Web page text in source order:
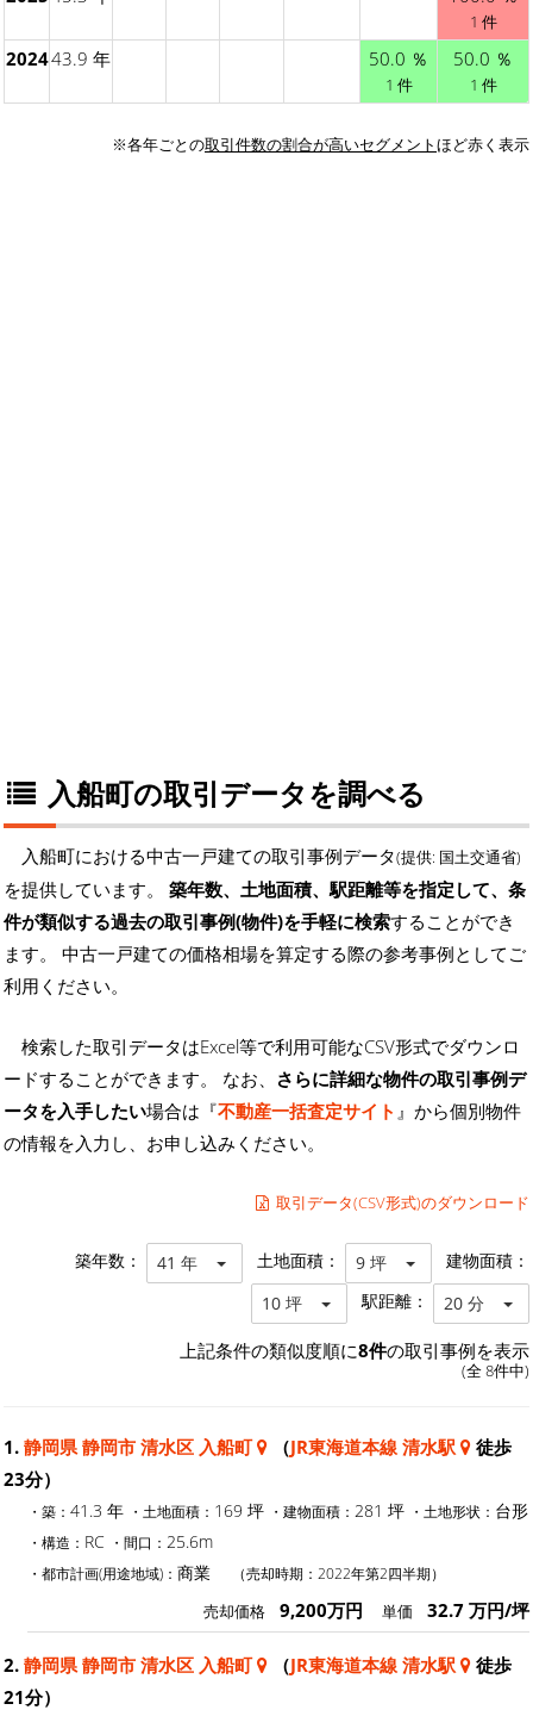
1 件
202443.9 年 50.0 ％
1 件
50.0 ％
1 件
※各年ごとの取引件数の割合が高いセグメントほど赤く表示
入船町の取引データを調べる
入船町における中古一戸建ての取引事例データ(提供: 国土交通省)
を提供しています。 築年数、土地面積、駅距離等を指定して、条
件が類似する過去の取引事例(物件)を手軽に検索することができ
ます。 中古一戸建ての価格相場を算定する際の参考事例としてご
利用ください。
検索した取引データはExcel等で利用可能なCSV形式でダウンロ
ードすることができます。 なお、 さらに詳細な物件の取引事例デ
ータを入手したい場合は『不動産一括査定サイト 』から個別物件
の情報を入力し、お申し込みください。
取引データ(CSV形式)のダウンロード
築年数： 41 年 土地面積： 9 坪 建物面積：
10 坪 駅距離： 20 分
上記条件の類似度順に8件の取引事例を表示
(全 8件中)
1. 静岡県 静岡市 清水区 入船町 （JR東海道本線 清水駅
徒歩
23分）
・築： 41.3 年 ・土地面積： 169 坪 ・建物面積： 281 坪 ・土地形状： 台形
・構造： RC ・間口： 25.6m
・都市計画(用途地域)： 商業 （売却時期：2022年第2四半期）
売却価格 9,200万円 単価 32.7 万円/坪
2. 静岡県 静岡市 清水区 入船町 （JR東海道本線 清水駅
徒歩
21分）